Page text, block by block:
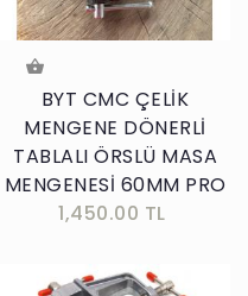
BYT CMC ÇELİK
MENGENE DÖNERLİ
TABLALI ÖRSLÜ MASA
MENGENESİ 60MM PRO
1,450.00 TL